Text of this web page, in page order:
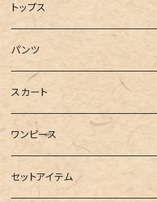
コート
ジャケット
ブルゾン
ロングシャツ
ダウンジャケット
トップス
Tシャツ
カットソー
半袖
スウェット・パーカー
ニット
パンツ
デニム
スキニー
ショートパンツ
スカート
ロング
ミニ
ワンピース
シャツワンピース
セットアイテム